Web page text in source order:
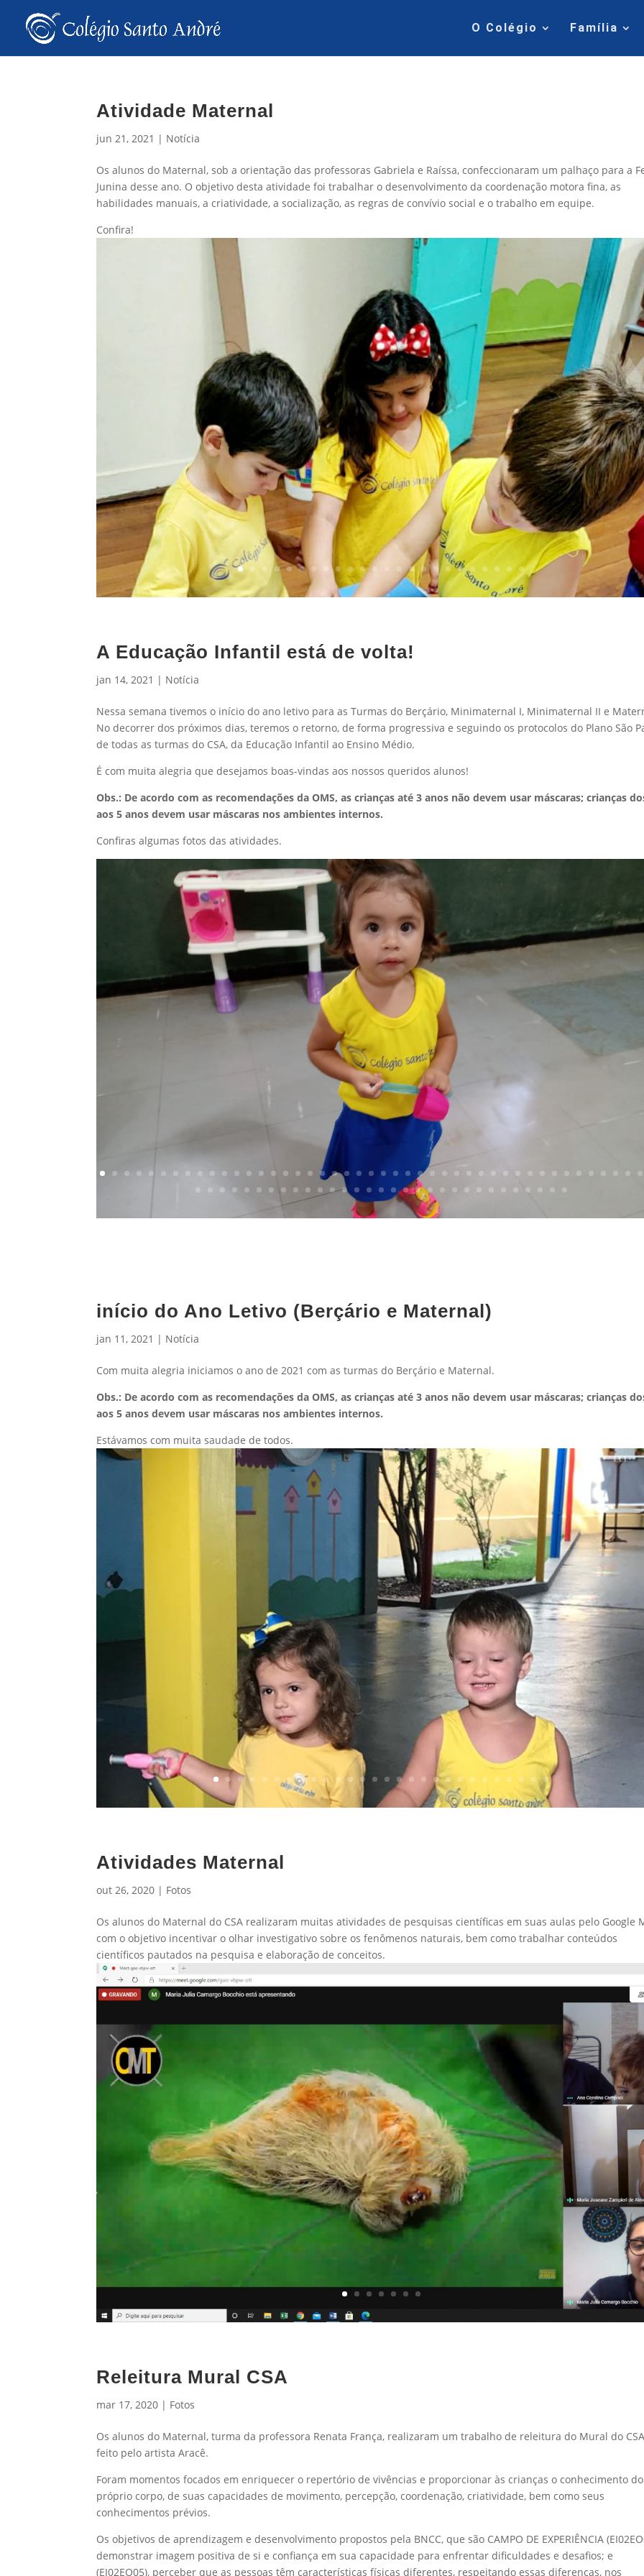
O Colégio Família
Atividade Maternal
jun 21, 2021 | Notícia
Os alunos do Maternal, sob a orientação das professoras Gabriela e Raíssa, confeccionaram um palhaço para a
Junina desse ano. O objetivo desta atividade foi trabalhar o desenvolvimento da coordenação motora fina, as
habilidades manuais, a criatividade, a socialização, as regras de convívio social e o trabalho em equipe.
Confira!
A Educação Infantil está de volta!
jan 14, 2021 | Notícia
Nessa semana tivemos o início do ano letivo para as Turmas do Berçário, Minimaternal I, Minimaternal II e
No decorrer dos próximos dias, teremos o retorno, de forma progressiva e seguindo os protocolos do Plano São
de todas as turmas do CSA, da Educação Infantil ao Ensino Médio.
É com muita alegria que desejamos boas-vindas aos nossos queridos alunos!
Obs.: De acordo com as recomendações da OMS, as crianças até 3 anos não devem usar máscaras; crianças
aos 5 anos devem usar máscaras nos ambientes internos.
Confiras algumas fotos das atividades.
início do Ano Letivo (Berçário e Maternal)
jan 11, 2021 | Notícia
Com muita alegria iniciamos o ano de 2021 com as turmas do Berçário e Maternal.
Obs.: De acordo com as recomendações da OMS, as crianças até 3 anos não devem usar máscaras; crianças
aos 5 anos devem usar máscaras nos ambientes internos.
Estávamos com muita saudade de todos.
Atividades Maternal
out 26, 2020 | Fotos
Os alunos do Maternal do CSA realizaram muitas atividades de pesquisas científicas em suas aulas pelo Google
com o objetivo incentivar o olhar investigativo sobre os fenômenos naturais, bem como trabalhar conteúdos
científicos pautados na pesquisa e elaboração de conceitos.
Releitura Mural CSA
mar 17, 2020 | Fotos
Os alunos do Maternal, turma da professora Renata França, realizaram um trabalho de releitura do Mural do
feito pelo artista Aracê.
Foram momentos focados em enriquecer o repertório de vivências e proporcionar às crianças o conhecimento
próprio corpo, de suas capacidades de movimento, percepção, coordenação, criatividade, bem como seus
conhecimentos prévios.
Os objetivos de aprendizagem e desenvolvimento propostos pela BNCC, que são CAMPO DE EXPERIÊNCIA
demonstrar imagem positiva de si e confiança em sua capacidade para enfrentar dificuldades e desafios; e
(EI02EO05), perceber que as pessoas têm características físicas diferentes, respeitando essas diferenças, nos